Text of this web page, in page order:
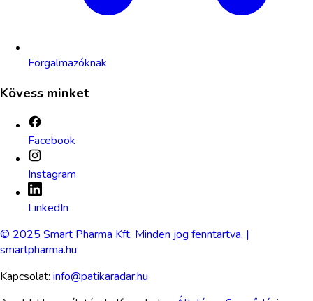
Forgalmazóknak
Kövess minket
Facebook
Instagram
LinkedIn
© 2025 Smart Pharma Kft. Minden jog fenntartva. |
smartpharma.hu
Kapcsolat: info@patikaradar.hu